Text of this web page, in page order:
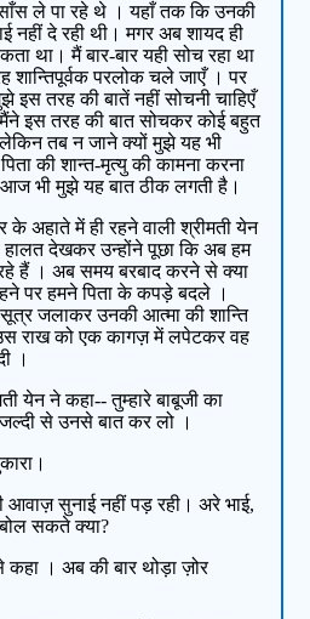
ले पा रहे थे । यहाँ तक कि उनकी
दे रही थी। मगर अब शायद ही
था। मैं बार-बार यही सोच रहा था
शान्तिपूर्वक परलोक चले जाएँ । पर
तरह की बातें नहीं सोचनी चाहिएँ
इस तरह की बात सोचकर कोई बहुत
तब न जाने क्यों मुझे यह भी
की शान्त-मृत्यु की कामना करना
भी मुझे यह बात ठीक लगती है।
अहाते में ही रहने वाली श्रीमती येन
हालत देखकर उन्होंने पूछा कि अब हम
हैं । अब समय बरबाद करने से क्या
पर हमने पिता के कपड़े बदले ।
जलाकर उनकी आत्मा की शान्ति
राख को एक कागज़ में लपेटकर वह
।
येन ने कहा-- तुम्हारे बाबूजी का
से उनसे बात कर लो ।
आवाज़ सुनाई नहीं पड़ रही। अरे भाई,
सकते क्या?
कहा । अब की बार थोड़ा ज़ोर